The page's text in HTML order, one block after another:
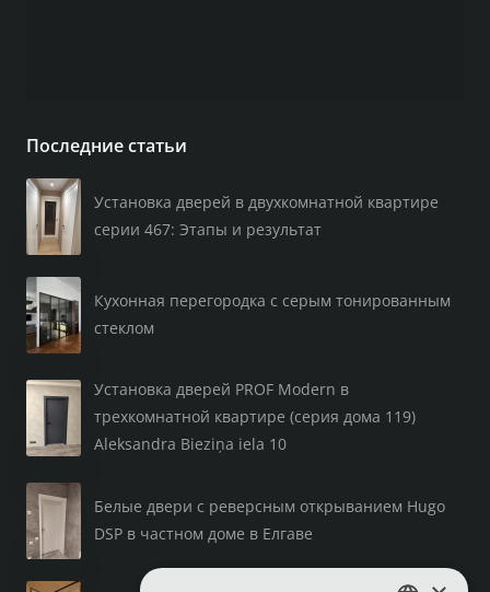
Последние статьи
Установка дверей в двухкомнатной квартире
серии 467: Этапы и результат
Кухонная перегородка с серым тонированным
стеклом
Установка дверей PROF Modern в
трехкомнатной квартире (серия дома 119)
Aleksandra Bieziņa iela 10
Белые двери с реверсным открыванием Hugo
DSP в частном доме в Елгаве